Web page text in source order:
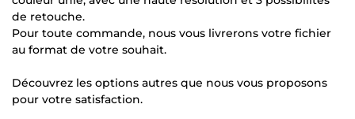
de retouche.
Pour toute commande, nous vous livrerons votre fichier
au format de votre souhait.
Découvrez les options autres que nous vous proposons
pour votre satisfaction.